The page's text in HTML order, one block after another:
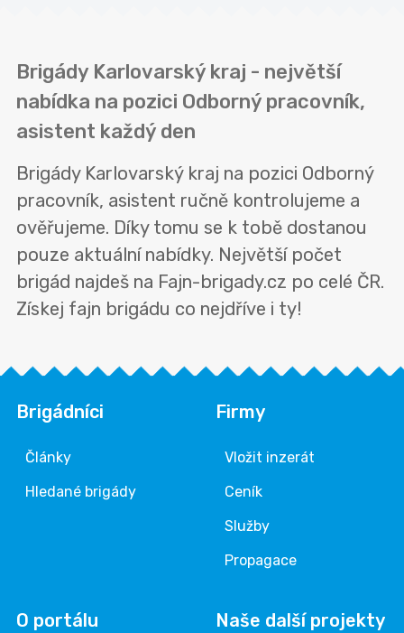
Brigády Karlovarský kraj - největší
nabídka na pozici Odborný pracovník,
asistent každý den
Brigády Karlovarský kraj na pozici Odborný
pracovník, asistent ručně kontrolujeme a
ověřujeme. Díky tomu se k tobě dostanou
pouze aktuální nabídky. Největší počet
brigád najdeš na Fajn-brigady.cz po celé ČR.
Získej fajn brigádu co nejdříve i ty!
Brigádníci
Články
Hledané brigády
Firmy
Vložit inzerát
Ceník
Služby
Propagace
O portálu Naše další projekty